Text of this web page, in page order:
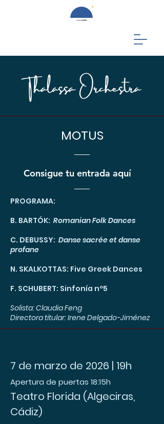
MOTUS
Consigue tu entrada aquí
PROGRAMA:
B. BARTÓK: Romanian Folk Dances
C. DEBUSSY: Danse sacrée et danse
profane
N. SKALKOTTAS: Five Greek Dances
F. SCHUBERT: Sinfonía nº5
Solista: Claudia Feng
Directora titular: Irene Delgado-Jiménez
7 de marzo de 2026 | 19h
Apertura de puertas 18:15h
Teatro Florida (Algeciras,
Cádiz)